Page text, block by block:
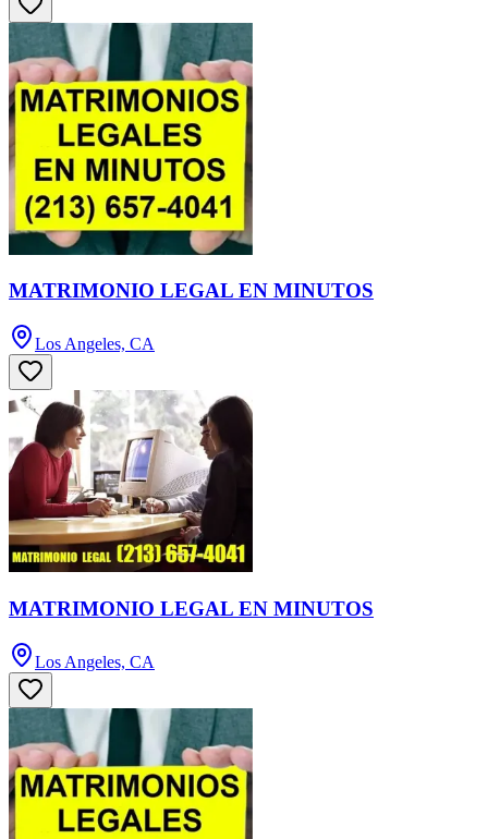
MATRIMONIO LEGAL EN MINUTOS
Los Angeles, CA
MATRIMONIO LEGAL EN MINUTOS
Los Angeles, CA